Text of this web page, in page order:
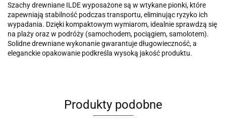
Szachy drewniane ILDE wyposażone są w wtykane pionki, które
zapewniają stabilność podczas transportu, eliminując ryzyko ich
wypadania. Dzięki kompaktowym wymiarom, idealnie sprawdzą się
na plaży oraz w podróży (samochodem, pociągiem, samolotem).
Solidne drewniane wykonanie gwarantuje długowieczność, a
eleganckie opakowanie podkreśla wysoką jakość produktu.
Produkty podobne